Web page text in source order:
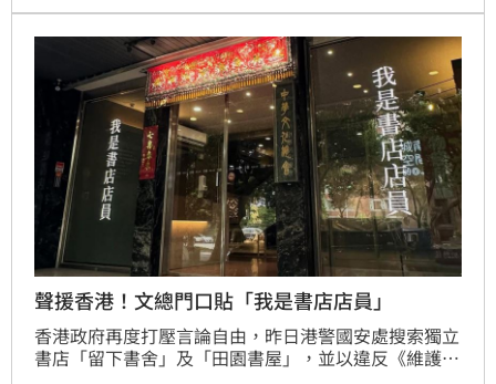
被扣上國安罪、被控煽動」。
聲援香港！文總門口貼「我是書店店員」
香港政府再度打壓言論自由，昨日港警國安處搜索獨立
書店「留下書舍」及「田園書屋」，並以違反《維護國